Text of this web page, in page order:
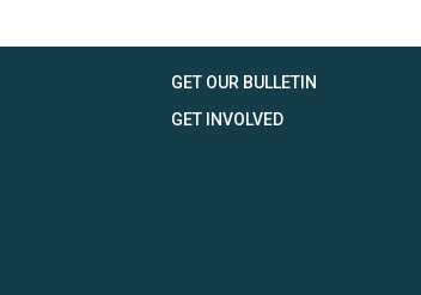
GET OUR BULLETIN
GET INVOLVED